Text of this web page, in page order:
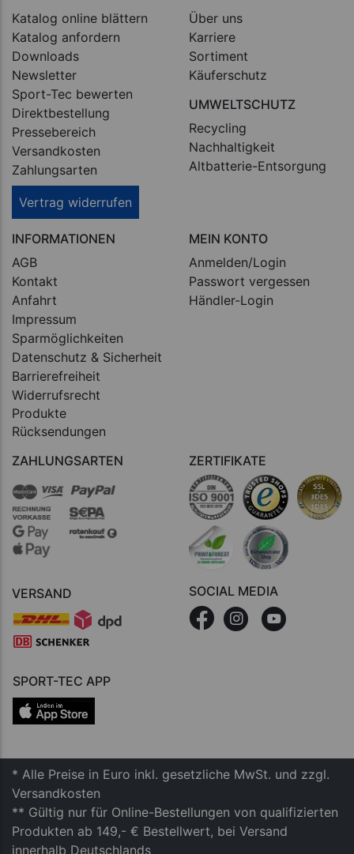
Katalog online blättern
Katalog anfordern
Downloads
Newsletter
Sport-Tec bewerten
Direktbestellung
Pressebereich
Versandkosten
Zahlungsarten
Vertrag widerrufen
Über uns
Karriere
Sortiment
Käuferschutz
UMWELTSCHUTZ
Recycling
Nachhaltigkeit
Altbatterie-Entsorgung
INFORMATIONEN
AGB
Kontakt
Anfahrt
Impressum
Sparmöglichkeiten
Datenschutz & Sicherheit
Barrierefreiheit
Widerrufsrecht
Produkte
Rücksendungen
MEIN KONTO
Anmelden/Login
Passwort vergessen
Händler-Login
ZAHLUNGSARTEN
VERSAND
ZERTIFIKATE
SOCIAL MEDIA
SPORT-TEC APP
* Alle Preise in Euro inkl. gesetzliche MwSt. und zzgl.
Versandkosten
** Gültig nur für Online-Bestellungen von qualifizierten
Produkten ab 149,- € Bestellwert, bei Versand
innerhalb Deutschlands